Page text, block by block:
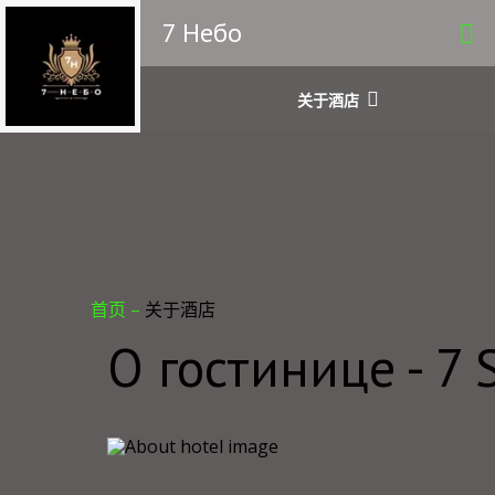
7 Небо
关于酒店
首页 – 关于酒店
О гостинице - 7